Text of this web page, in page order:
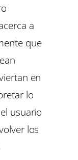
a
que
en
lo
usuario
los